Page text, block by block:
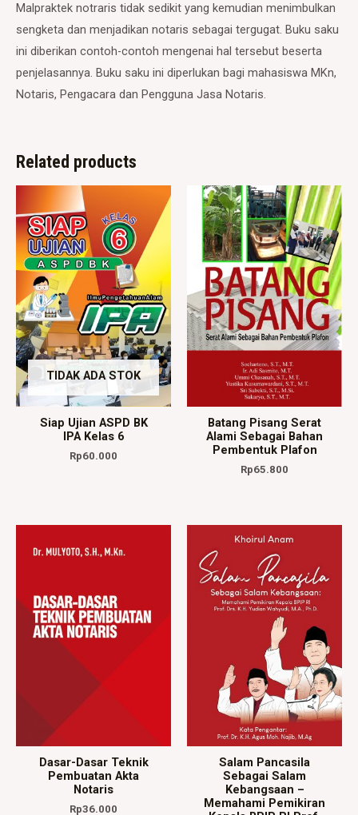
Malpraktek notraris tidak sedikit yang kemudian menimbulkan
sengketa dan menjadikan notaris sebagai tergugat. Buku saku
ini diberikan contoh-contoh mengenai hal tersebut beserta
penjelasannya. Buku saku ini diperlukan bagi mahasiswa MKn,
Notaris, Pengacara dan Pengguna Jasa Notaris.
Related products
TIDAK ADA STOK
Siap Ujian ASPD BK
IPA Kelas 6
Rp60.000
Batang Pisang Serat
Alami Sebagai Bahan
Pembentuk Plafon
Rp65.800
Dasar-Dasar Teknik
Pembuatan Akta
Notaris
Rp36.000
Salam Pancasila
Sebagai Salam
Kebangsaan –
Memahami Pemikiran